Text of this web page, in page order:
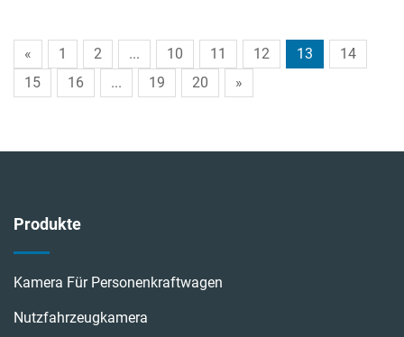
« 1 2 ... 10 11 12 13
14
15
16 ... 19 20 »
Produkte
Kamera Für Personenkraftwagen
Nutzfahrzeugkamera